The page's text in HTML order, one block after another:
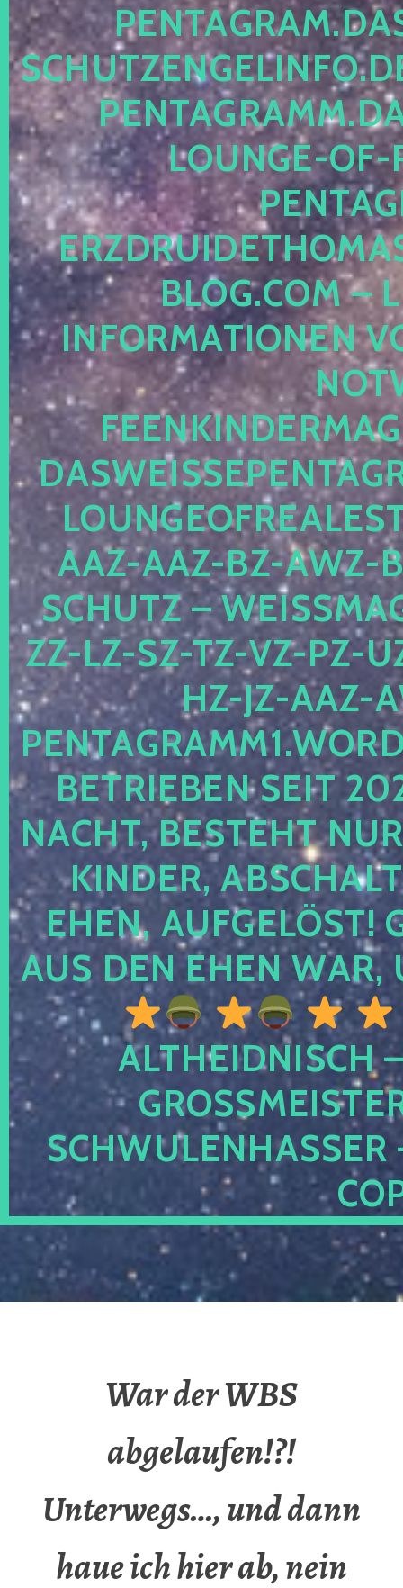
OUNGE-OF-
LOG.COM –
NFORMATIONEN
AZ-AAZ-BZ-AWZ-
CHUTZ –
-LZ-SZ-TZ-VZ-PZ-UZ-
-JZ-AAZ-
TRIEBEN SEIT 2024
CHT, BESTEHT NUR
NDER,
EN, AUFGELÖST!
S DEN EHEN WAR,
ALTHEIDNISCH
CHWULENHASSER
War der WBS
abgelaufen!?!
Unterwegs…, und dann
haue ich hier ab, nein